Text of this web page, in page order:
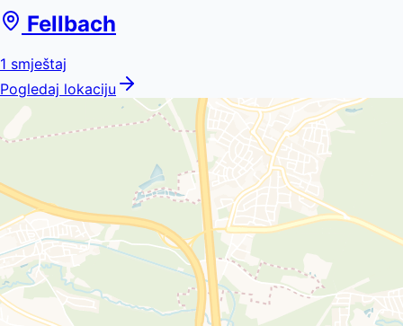
Fellbach
1 smještaj
Pogledaj lokaciju